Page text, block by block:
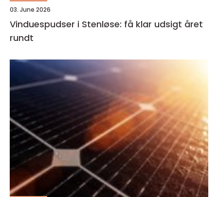
03. June 2026
Vinduespudser i Stenløse: få klar udsigt året
rundt